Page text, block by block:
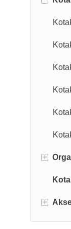
+
+
Pita